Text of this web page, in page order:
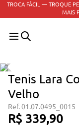
TROCA FÁCIL — TROQUE
MAIS
Tenis Lara
Velho
01.07.0495_0015
R$ 339,90